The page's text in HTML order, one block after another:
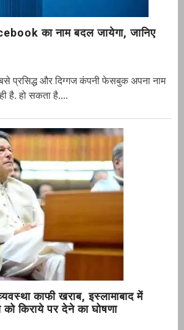
का नाम बदल जायेगा, जानिए
प्रसिद्ध और दिग्गज कंपनी फेसबुक अपना नाम
है. हो सकता है....
काफी खराब, इस्लामाबाद में
किराये पर देने का घोषणा